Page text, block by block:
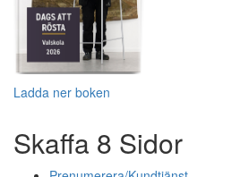
Ladda ner boken
Skaffa 8 Sidor